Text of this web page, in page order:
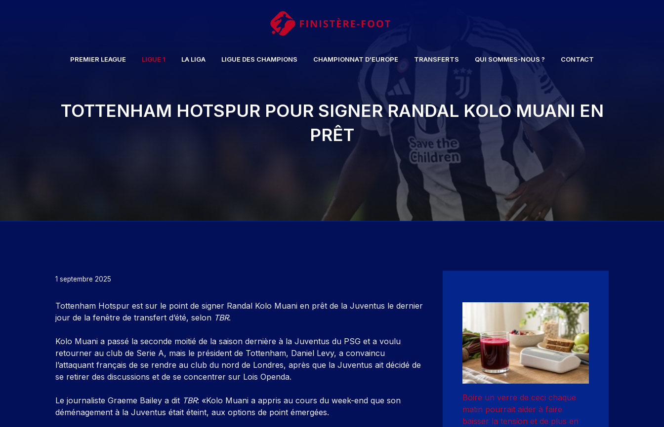
PREMIER LEAGUE LIGUE 1 LA LIGA LIGUE DES CHAMPIONS CHAMPIONNAT D’EUROPE TRANSFERTS QUI SOMMES-NOUS ? CONTACT
TOTTENHAM HOTSPUR POUR SIGNER RANDAL KOLO MUANI EN
PRÊT
1 septembre 2025
Tottenham Hotspur est sur le point de signer Randal Kolo Muani en prêt de la Juventus le dernier
jour de la fenêtre de transfert d’été, selon TBR.
Kolo Muani a passé la seconde moitié de la saison dernière à la Juventus du PSG et a voulu
retourner au club de Serie A, mais le président de Tottenham, Daniel Levy, a convaincu
l’attaquant français de se rendre au club du nord de Londres, après que la Juventus ait décidé de
se retirer des discussions et de se concentrer sur Lois Openda.
Le journaliste Graeme Bailey a dit TBR: «Kolo Muani a appris au cours du week-end que son
déménagement à la Juventus était éteint, aux options de point émergées.
Boire un verre de ceci chaque
matin pourrait aider à faire
baisser la tension et de plus en